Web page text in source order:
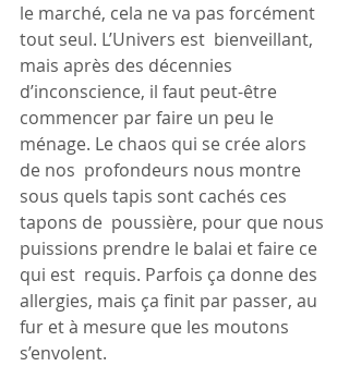
le marché, cela ne va pas forcément
tout seul. L’Univers est  bienveillant,
mais après des décennies
d’inconscience, il faut peut-être
commencer par faire un peu le
ménage. Le chaos qui se crée alors
de nos  profondeurs nous montre
sous quels tapis sont cachés ces
tapons de  poussière, pour que nous
puissions prendre le balai et faire ce
qui est  requis. Parfois ça donne des
allergies, mais ça finit par passer, au
fur et à mesure que les moutons
s’envolent.